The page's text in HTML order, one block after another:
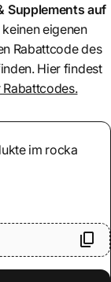
Supplements auf
keinen eigenen
Rabattcode des
Hier findest
im rocka